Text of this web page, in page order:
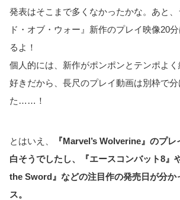
発表はそこまで多くなかったかな。あと
ド・オブ・ウォー』新作のプレイ映像20
るよ！
個人的には、新作がポンポンとテンポよ
好きだから、長尺のプレイ動画は別枠で
た……！
とはいえ、
『Marvel’s Wolverine』のプ
白そうでしたし、『エースコンバット8』
the Sword』などの注目作の発売日が分か
ス。